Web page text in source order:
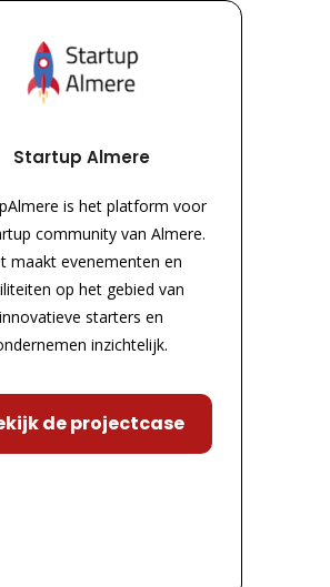
Startup Almere
is het platform voor
community van Almere.
maakt evenementen en
op het gebied van
innovatieve starters en
inzichtelijk.
de projectcase